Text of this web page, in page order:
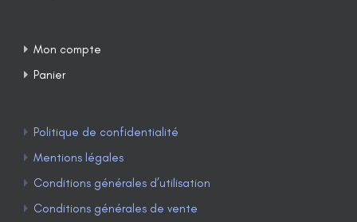
Mon compte
Panier
Politique de confidentialité
Mentions légales
Conditions générales d’utilisation
Conditions générales de vente